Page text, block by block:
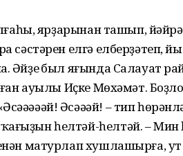
ярҙарынан ташып,
сәстәрен елгә елберҙәтеп,
Әйҙең был яғында Салауат
ауылы Иҫке Мөхәмәт.
Әсәәәй! – тип
һелтәй-һелтәй. –
матурлап хушлашырға, ут